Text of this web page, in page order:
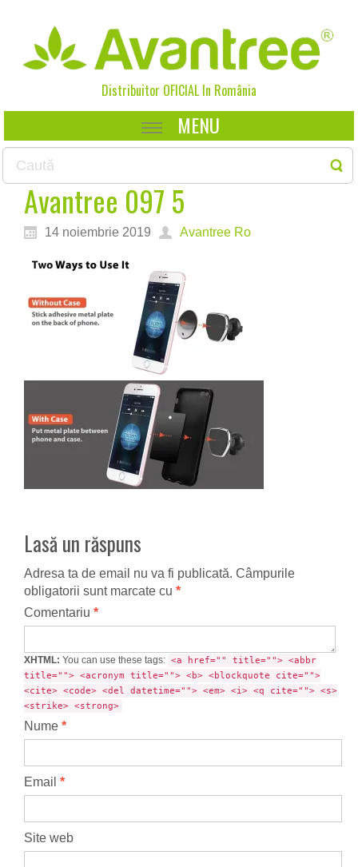
Distribuitor OFICIAL In România
MENU
Avantree 097 5
14 noiembrie 2019 Avantree Ro
Lasă un răspuns
Adresa ta de email nu va fi publicată. Câmpurile
obligatorii sunt marcate cu *
Comentariu *
XHTML: You can use these tags: <a href="" title=""> <abbr
title=""> <acronym title=""> <b> <blockquote cite="">
<cite> <code> <del datetime=""> <em> <i> <q cite=""> <s>
<strike> <strong>
Nume *
Email *
Site web